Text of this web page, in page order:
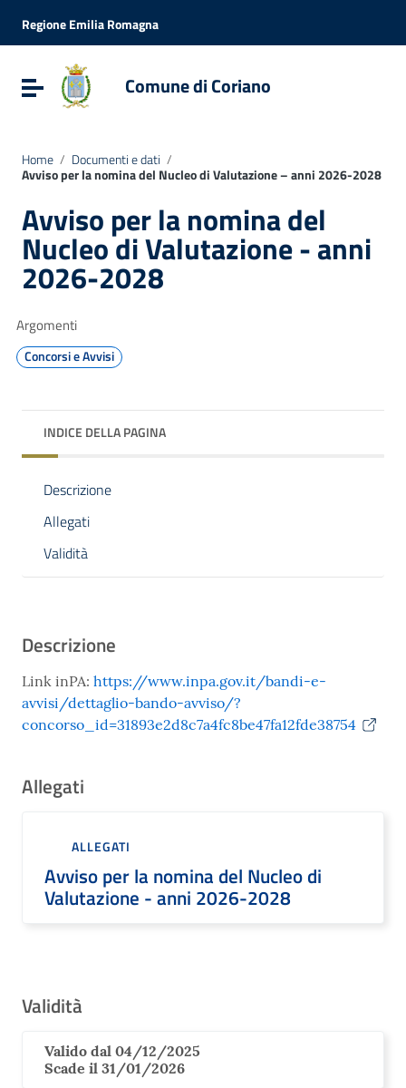
Vai al menu di navigazione
Vai al footer
Regione Emilia Romagna
Attiva / disattiva la navigazione
Comune di Coriano
Home / Documenti e dati /
Avviso per la nomina del Nucleo di Valutazione – anni 2026-2028
Avviso per la nomina del
Nucleo di Valutazione - anni
2026-2028
Argomenti
Concorsi e Avvisi
INDICE DELLA PAGINA
Descrizione
Allegati
Validità
Descrizione
Link inPA: https://www.inpa.gov.it/bandi-e-
avvisi/dettaglio-bando-avviso/?
concorso_id=31893e2d8c7a4fc8be47fa12fde38754
Allegati
ALLEGATI
Avviso per la nomina del Nucleo di
Valutazione - anni 2026-2028
Validità
Valido dal 04/12/2025
Scade il 31/01/2026